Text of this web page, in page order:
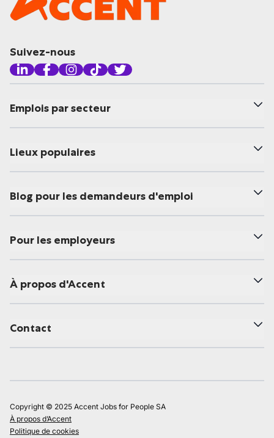
Suivez-nous
Emplois par secteur
Lieux populaires
Blog pour les demandeurs d'emploi
Pour les employeurs
À propos d'Accent
Contact
Copyright © 2025 Accent Jobs for People SA
À propos d’Accent
Politique de cookies